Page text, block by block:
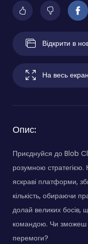
Відкрити в
На весь екран
Опис:
Приєднуйся до Blob
розумною
яскраві платформи,
кількість, обираючи
долай великих босів,
командою. Чи зможеш
перемоги?